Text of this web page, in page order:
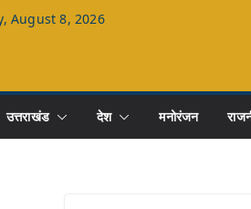
August 8, 2026
उत्तराखंड देश मनोरंजन